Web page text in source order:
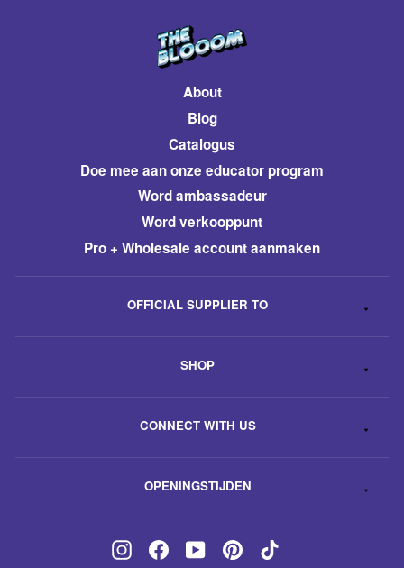
About
Blog
Catalogus
​Doe mee aan onze educator program
Word ambassadeur
​Word verkooppunt
Pro + Wholesale account aanmaken
OFFICIAL SUPPLIER TO
SHOP
CONNECT WITH US
OPENINGSTIJDEN
InstagramFacebook
YouTubePinterestTikTok